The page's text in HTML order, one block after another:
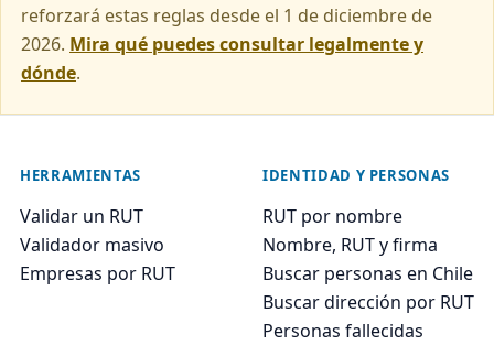
reforzará estas reglas desde el 1 de diciembre de
2026. Mira qué puedes consultar legalmente y
dónde.
HERRAMIENTAS
Validar un RUT
Validador masivo
Empresas por RUT
IDENTIDAD Y PERSONAS
RUT por nombre
Nombre, RUT y firma
Buscar personas en Chile
Buscar dirección por RUT
Personas fallecidas